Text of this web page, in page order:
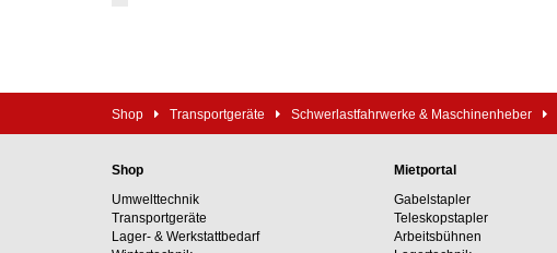
Shop Transportgeräte Schwerlastfahrwerke & Maschinenheber
Shop
Umwelttechnik
Transportgeräte
Lager- & Werkstattbedarf
Mietportal
Gabelstapler
Teleskopstapler
Arbeitsbühnen